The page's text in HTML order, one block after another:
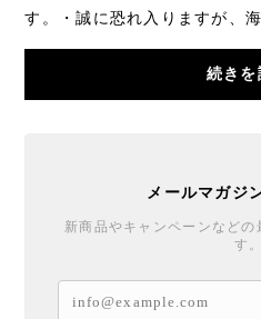
す。・誠に恐れ入りますが、
はご利用いただけません。海
続きを
メールマガジ
新商品やキャンペーンなどの
す。